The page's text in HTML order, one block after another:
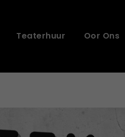
Teaterhuur Oor Ons